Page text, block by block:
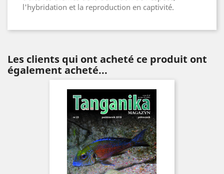
l'hybridation et la reproduction en captivité.
Les clients qui ont acheté ce produit ont
également acheté...